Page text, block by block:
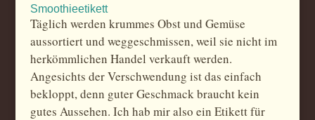
Smoothieetikett
Täglich werden krummes Obst und Gemüse
aussortiert und weggeschmissen, weil sie nicht im
herkömmlichen Handel verkauft werden.
Angesichts der Verschwendung ist das einfach
bekloppt, denn guter Geschmack braucht kein
gutes Aussehen. Ich hab mir also ein Etikett für